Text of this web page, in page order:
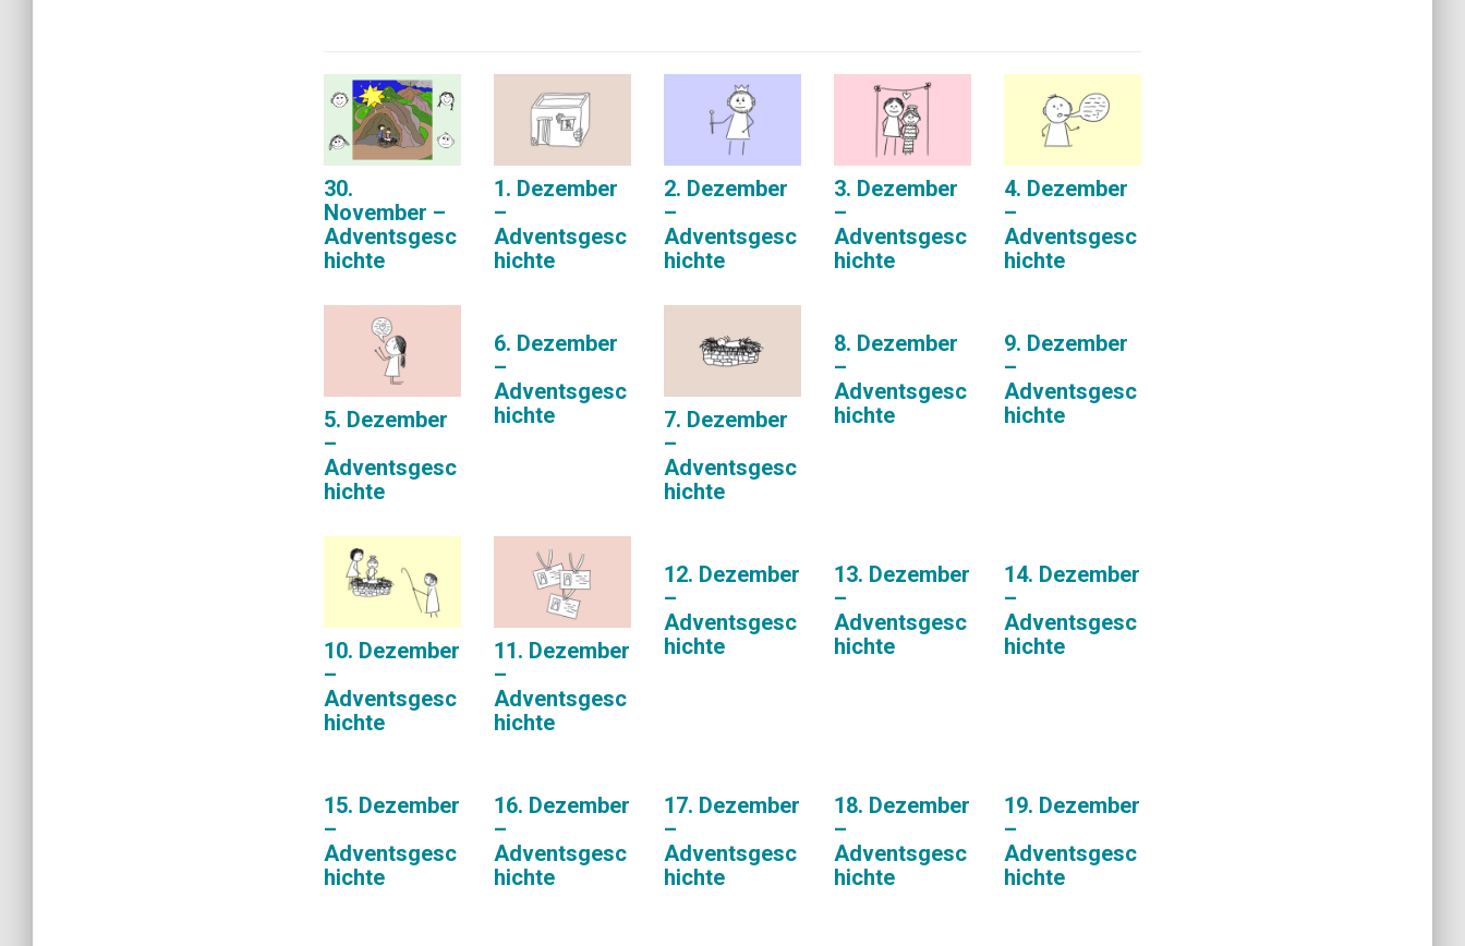
30.
November –
Adventsgesc
hichte
1. Dezember
–
Adventsgesc
hichte
2. Dezember
–
Adventsgesc
hichte
3. Dezember
–
Adventsgesc
hichte
4. Dezember
–
Adventsgesc
hichte
5. Dezember
–
Adventsgesc
hichte
6. Dezember
–
Adventsgesc
hichte
7. Dezember
–
Adventsgesc
hichte
8. Dezember
–
Adventsgesc
hichte
9. Dezember
–
Adventsgesc
hichte
10. Dezember
–
Adventsgesc
hichte
11. Dezember
–
Adventsgesc
hichte
12. Dezember
–
Adventsgesc
hichte
13. Dezember
–
Adventsgesc
hichte
14. Dezember
–
Adventsgesc
hichte
15. Dezember
–
Adventsgesc
hichte
16. Dezember
–
Adventsgesc
hichte
17. Dezember
–
Adventsgesc
hichte
18. Dezember
–
Adventsgesc
hichte
19. Dezember
–
Adventsgesc
hichte